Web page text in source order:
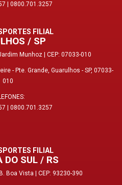
0800.701.3257
FILIAL
/ SP
Munhoz | CEP: 07033-010
- Pte. Grande, Guarulhos - SP, 07033-
010
0800.701.3257
FILIAL
DO SUL / RS
Boa Vista | CEP: 93230-390